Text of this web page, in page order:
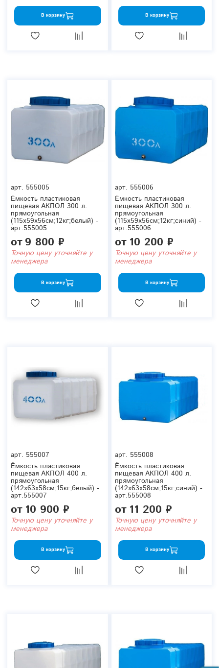
В корзину В корзину
арт. 555005
Ёмкость пластиковая
пищевая АКПОЛ 300 л.
прямоугольная
(115x59x56см;12кг;белый) -
арт.555005
от9 800 ₽
Точную цену уточняйте у
менеджера
В корзину
арт. 555006
Ёмкость пластиковая
пищевая АКПОЛ 300 л.
прямоугольная
(115x59x56см;12кг;синий) -
арт.555006
от 10 200 ₽
Точную цену уточняйте у
менеджера
В корзину
арт. 555007
Ёмкость пластиковая
пищевая АКПОЛ 400 л.
прямоугольная
(142x63x58см;15кг;белый) -
арт.555007
от 10 900 ₽
Точную цену уточняйте у
менеджера
В корзину
арт. 555008
Ёмкость пластиковая
пищевая АКПОЛ 400 л.
прямоугольная
(142x63x58см;15кг;синий) -
арт.555008
от 11 200 ₽
Точную цену уточняйте у
менеджера
В корзину